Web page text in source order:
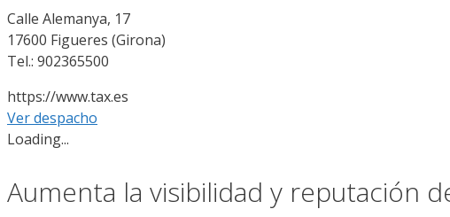
Calle Alemanya, 17
17600 Figueres (Girona)
Tel.: 902365500
https://www.tax.es
Ver despacho
Loading...
Aumenta la visibilidad y reputación